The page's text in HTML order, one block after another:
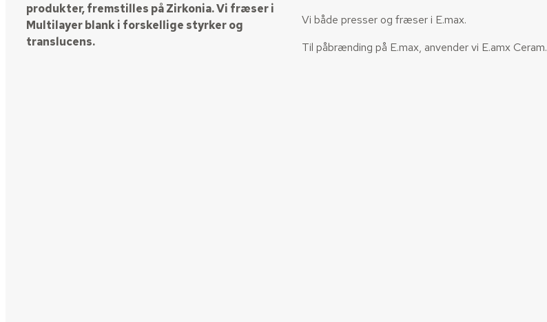
produkter, fremstilles på Zirkonia. Vi fræser i
Multilayer blank i forskellige styrker og
translucens.
Vi både presser og fræser i E.max.
Til påbrænding på E.max, anvender vi E.amx Ceram.